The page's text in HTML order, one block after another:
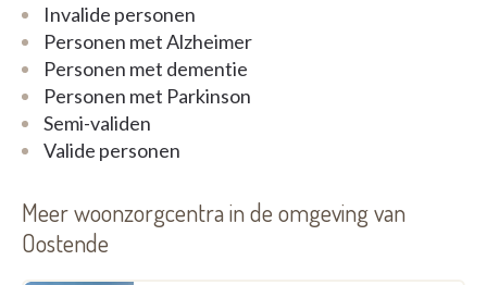
Invalide personen
Personen met Alzheimer
Personen met dementie
Personen met Parkinson
Semi-validen
Valide personen
Meer woonzorgcentra in de omgeving van
Oostende